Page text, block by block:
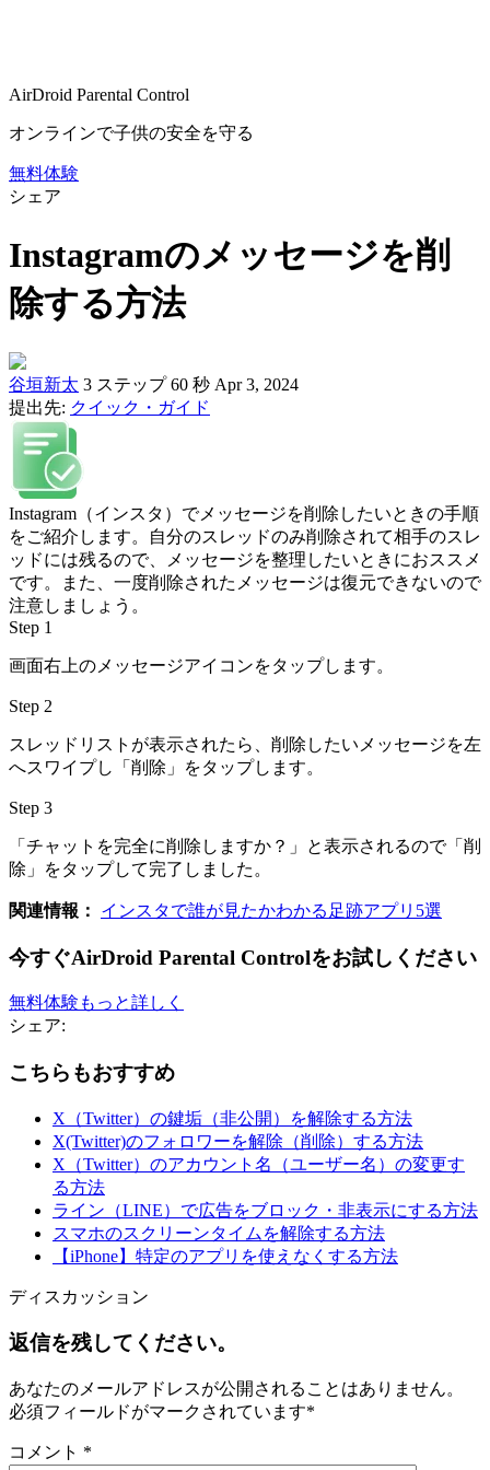
AirDroid Parental Control
オンラインで子供の安全を守る
無料体験
シェア
Instagramのメッセージを削
除する方法
谷垣新太 3 ステップ 60 秒 Apr 3, 2024
提出先: クイック・ガイド
Instagram（インスタ）でメッセージを削除したいときの手順
をご紹介します。自分のスレッドのみ削除されて相手のスレ
ッドには残るので、メッセージを整理したいときにおススメ
です。また、一度削除されたメッセージは復元できないので
注意しましょう。
Step 1
画面右上のメッセージアイコンをタップします。
Step 2
スレッドリストが表示されたら、削除したいメッセージを左
へスワイプし「削除」をタップします。
Step 3
「チャットを完全に削除しますか？」と表示されるので「削
除」をタップして完了しました。
関連情報： インスタで誰が見たかわかる足跡アプリ5選
今すぐAirDroid Parental Controlをお試しください
無料体験 もっと詳しく
シェア:
こちらもおすすめ
X（Twitter）の鍵垢（非公開）を解除する方法
X(Twitter)のフォロワーを解除（削除）する方法
X（Twitter）のアカウント名（ユーザー名）の変更す
る方法
ライン（LINE）で広告をブロック・非表示にする方法
スマホのスクリーンタイムを解除する方法
【iPhone】特定のアプリを使えなくする方法
ディスカッション
返信を残してください。
あなたのメールアドレスが公開されることはありません。
必須フィールドがマークされています*
コメント *